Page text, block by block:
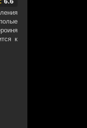
к